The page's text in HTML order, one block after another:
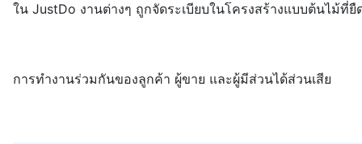
ใน JustDo งานต่างๆ ถูกจัดระเบียบในโครงสร้างแบบต้นไม้
การทำงานร่วมกันของลูกค้า ผู้ขาย และผู้มีส่วนได้ส่วนเสีย